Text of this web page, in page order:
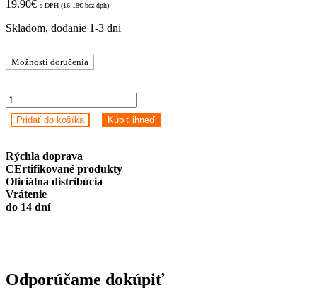
19.90€ s DPH (16.18€ bez dph)
Skladom, dodanie 1-3 dni
Možnosti doručenia
Aqara
Window
&
T1
quantity
Pridať do košíka Kúpiť ihneď
Rýchla doprava
CErtifikované produkty
Oficiálna distribúcia
Vrátenie
do 14 dní
Odporúčame dokúpiť